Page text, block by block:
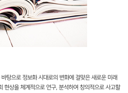
탕으로 정보화 시대로의 변화에 걸맞은 새로운 미래
현상을 체계적으로 연구, 분석하여 창의적으로 사고할